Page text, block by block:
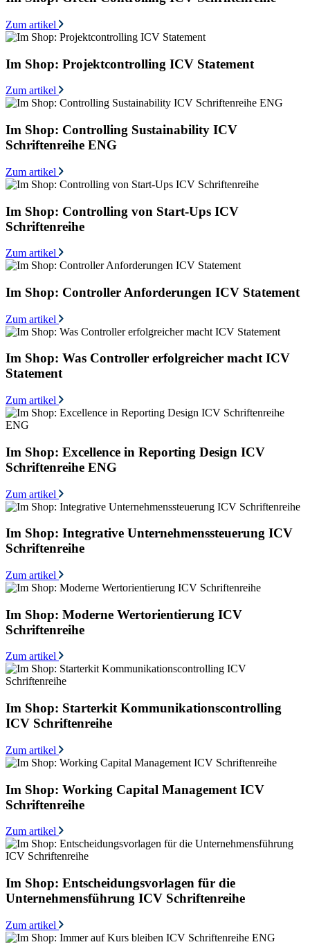
Zum artikel
Im Shop: Projektcontrolling ICV Statement
Zum artikel
Im Shop: Controlling Sustainability ICV
Schriftenreihe ENG
Zum artikel
Im Shop: Controlling von Start-Ups ICV
Schriftenreihe
Zum artikel
Im Shop: Controller Anforderungen ICV Statement
Zum artikel
Im Shop: Was Controller erfolgreicher macht ICV
Statement
Zum artikel
Im Shop: Excellence in Reporting Design ICV
Schriftenreihe ENG
Zum artikel
Im Shop: Integrative Unternehmenssteuerung ICV
Schriftenreihe
Zum artikel
Im Shop: Moderne Wertorientierung ICV
Schriftenreihe
Zum artikel
Im Shop: Starterkit Kommunikationscontrolling
ICV Schriftenreihe
Zum artikel
Im Shop: Working Capital Management ICV
Schriftenreihe
Zum artikel
Im Shop: Entscheidungsvorlagen für die
Unternehmensführung ICV Schriftenreihe
Zum artikel